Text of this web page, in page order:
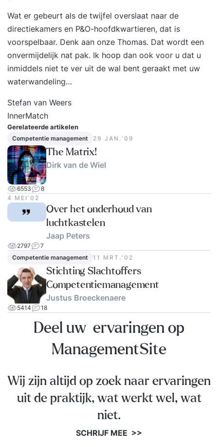
Contextuele competenties Strategie. Besturing,
structuren en processen. Compliance, wet- en
regelgeving. Invloed en belangen. Cultuur en
waarden. 2. Gedragsmatige Competenties
Zelfreflectie en zelfmanagement. Persoonlijke
integriteit en betrouwbaarheid. Persoonlijke
Leiderschap. Teamwerk. Conflicten en crisis.
Vindingrijkheid. Onderhandelen. Resultaat
oriëntatie. 3. Technische competenties
Projectaanpak. Eisen en doelen. Scope. Tijd.
Organisatie en informatie. Kwaliteit. Financiën.
Mensen en middelen. Inkoop. Plannen en
beheersing. Risico’s en kansen. Belanghebbenden.
Verandering en transformatie.
Wat er gebeurt als de twijfel overslaat naar de
directiekamers en P&O-hoofdkwartieren, dat is
voorspelbaar. Denk aan onze Thomas. Dat wordt een
onvermijdelijk nat pak. Ik hoop dan ook voor u dat u
inmiddels niet te ver uit de wal bent geraakt met uw
waterwandeling…
Stefan van Weers
InnerMatch
Gerelateerde artikelen
Competentie management 29 JAN.‘09
The Matrix!
Dirk van de Wiel
6553
8
4 MEI‘02
Over het onderhoud van
luchtkastelen
Jaap Peters
2797
7
Competentie management
11 MRT.‘02
Stichting Slachtoffers
Competentiemanagement
Justus Broeckenaere
5414 18
Deel uw ervaringen op
ManagementSite
Wij zijn altijd op zoek naar ervaringen
uit de praktijk, wat werkt wel, wat
niet.
SCHRIJF MEE >>